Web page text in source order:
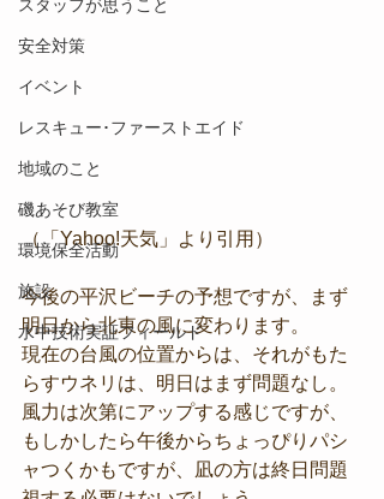
スタッフが思うこと
安全対策
イベント
レスキュー･ファーストエイド
地域のこと
磯あそび教室
環境保全活動
施設
水中技術実証フィールド
（「Yahoo!天気」より引用）
今後の平沢ビーチの予想ですが、まず
明日から北東の風に変わります。
現在の台風の位置からは、それがもた
らすウネリは、明日はまず問題なし。
風力は次第にアップする感じですが、
もしかしたら午後からちょっぴりパシ
ャつくかもですが、凪の方は終日問題